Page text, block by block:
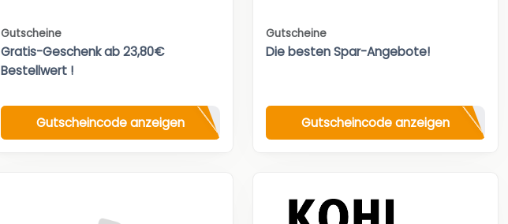
Gutscheine
Gratis-Geschenk ab 23,80€
Bestellwert !
Gutscheincode anzeigen
Gutscheine
Die besten Spar-Angebote!
Gutscheincode anzeigen